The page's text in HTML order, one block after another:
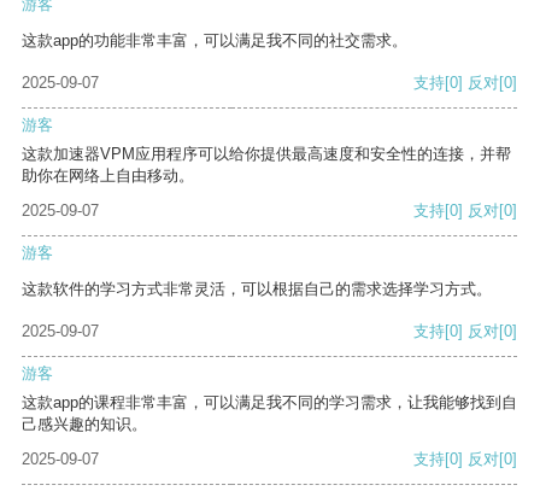
游客
这款app的功能非常丰富，可以满足我不同的社交需求。
2025-09-07 支持[0] 反对[0]
游客
这款加速器VPM应用程序可以给你提供最高速度和安全性的连接，并帮
助你在网络上自由移动。
2025-09-07
支持[0] 反对[0]
游客
这款软件的学习方式非常灵活，可以根据自己的需求选择学习方式。
2025-09-07 支持[0] 反对[0]
游客
这款app的课程非常丰富，可以满足我不同的学习需求，让我能够找到自
己感兴趣的知识。
2025-09-07
支持[0] 反对[0]